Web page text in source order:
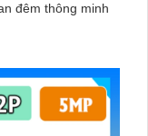
đêm thông minh